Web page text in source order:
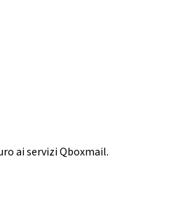
ai servizi Qboxmail.